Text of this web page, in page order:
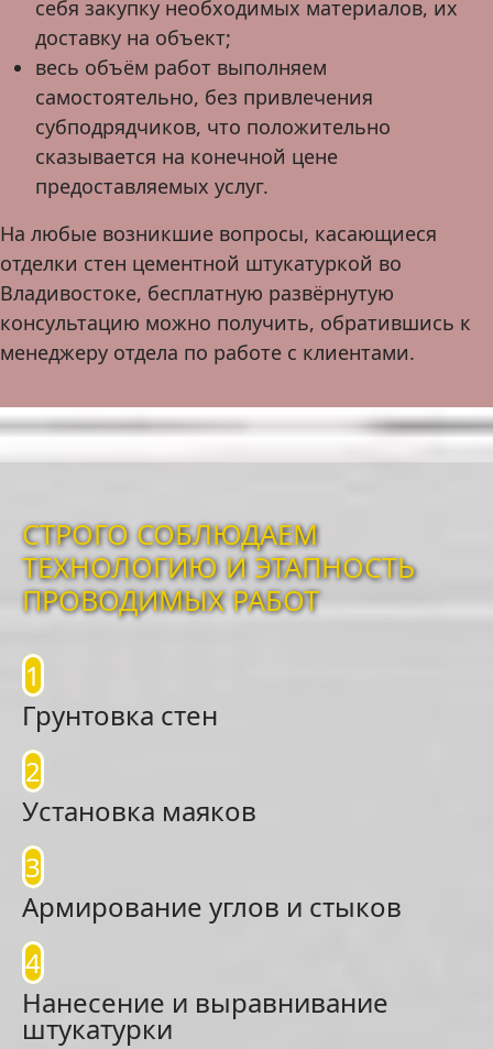
себя закупку необходимых материалов, их
доставку на объект;
весь объём работ выполняем
самостоятельно, без привлечения
субподрядчиков, что положительно
сказывается на конечной цене
предоставляемых услуг.
На любые возникшие вопросы, касающиеся
отделки стен цементной штукатуркой во
Владивостоке, бесплатную развёрнутую
консультацию можно получить, обратившись к
менеджеру отдела по работе с клиентами.
СТРОГО СОБЛЮДАЕМ
ТЕХНОЛОГИЮ И ЭТАПНОСТЬ
ПРОВОДИМЫХ РАБОТ
1
Грунтовка стен
2
Установка маяков
3
Армирование углов и стыков
4
Нанесение и выравнивание
штукатурки